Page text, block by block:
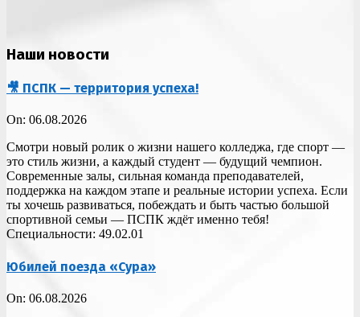
Наши новости
🎥 ПСПК — территория успеха!
On: 06.08.2026
Смотри новый ролик о жизни нашего колледжа, где спорт —
это стиль жизни, а каждый студент — будущий чемпион.
Современные залы, сильная команда преподавателей,
поддержка на каждом этапе и реальные истории успеха. Если
ты хочешь развиваться, побеждать и быть частью большой
спортивной семьи — ПСПК ждёт именно тебя!
Специальности: 49.02.01
Юбилей поезда «Сура»
On: 06.08.2026